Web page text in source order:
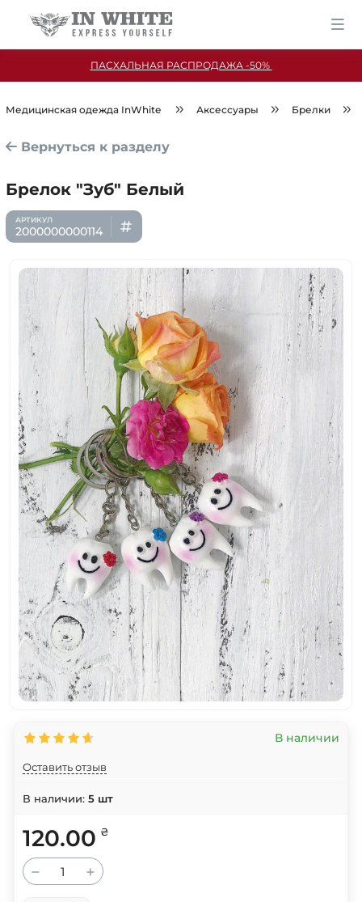
ПАСХАЛЬНАЯ РАСПРОДАЖА -50%
Медицинская одежда InWhite Аксессуары Брелки
Вернуться к разделу
Брелок "Зуб" Белый
2000000000114
Оставить отзыв
В наличии
В наличии: 5 шт
120.00 ₴
− +